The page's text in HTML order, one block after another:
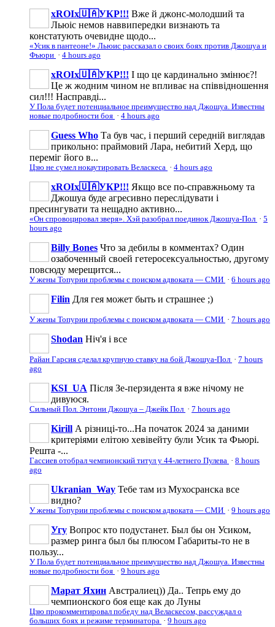
xROIx🇺🇦УКР!!! Вже й джонс-молодший та
Льюіс немов наввипередки визнають та
констатують очевидне щодо...
«Усик в пантеоне!» Льюис рассказал о своих боях против Джошуа и
Фьюри · 4 hours ago
xROIx🇺🇦УКР!!! І що це кардинально змінює?!
Це ж жодним чином не впливає на співвідношення
сил!!! Насправді...
У Пола будет потенциальное преимущество над Джошуа. Известны
новые подробности боя · 4 hours ago
Guess Who Та був час, і перший середній виглядав
прикольно: праймовий Лара, небитий Херд, що
переміг його в...
Цзю не сумел нокаутировать Веласкеса · 4 hours ago
xROIx🇺🇦УКР!!! Якщо все по-справжньому та
Джошуа буде агресивно переслідувати і
пресингувати та нещадно активно...
«Он спровоцировал зверя». Хэй разобрал поединок Джошуа-Пол · 5
hours ago
Billy Bones Что за дебилы в комментах? Один
озабоченный своей гетеросексуальностью, другому
повсюду мерещится...
У жены Топурии проблемы с поиском адвоката — СМИ · 6 hours ago
Filin Для гея может быть и страшнее ;)
У жены Топурии проблемы с поиском адвоката — СМИ · 7 hours ago
Shodan Ніч'я і все
Райан Гарсия сделал крупную ставку на бой Джошуа-Пол · 7 hours
ago
KSI_UA Після Зе-перзидента я вже нічому не
дивуюся.
Сильный Пол. Энтони Джошуа – Джейк Пол · 7 hours ago
Kirill А різниці-то...На початок 2024 за даними
критеріями елітою хевівейту були Усик та Фьюрі.
Решта -...
Гассиев отобрал чемпионский титул у 44-летнего Пулева · 8 hours
ago
Ukranian_Way Тебе там из Мухосранска все
видно?
У жены Топурии проблемы с поиском адвоката — СМИ · 9 hours ago
Угу Вопрос кто подустанет. Был бы он Усиком,
размер ринга был бы плюсом Габариты-то не в
пользу...
У Пола будет потенциальное преимущество над Джошуа. Известны
новые подробности боя · 9 hours ago
Марат Яхин Австралиец)) Да.. Тепрь ему до
чемпионского боя еще как до Луны
Цзю прокомментировал победу над Веласкесом, рассуждал о
больших боях и режиме терминатора · 9 hours ago